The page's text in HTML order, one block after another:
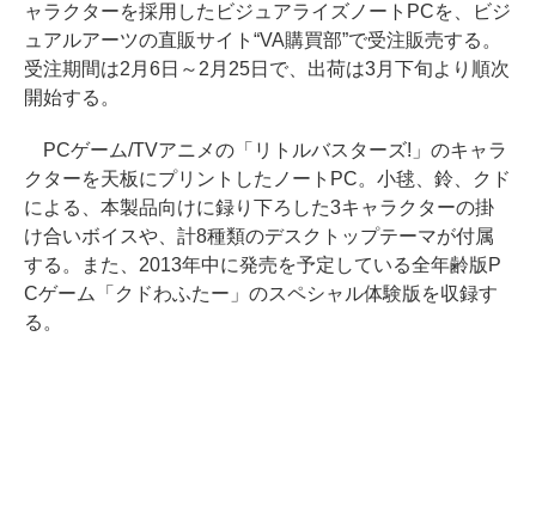
ャラクターを採用したビジュアライズノートPCを、ビジ
ュアルアーツの直販サイト“VA購買部”で受注販売する。
受注期間は2月6日～2月25日で、出荷は3月下旬より順次
開始する。
PCゲーム/TVアニメの「リトルバスターズ!」のキャラ
クターを天板にプリントしたノートPC。小毬、鈴、クド
による、本製品向けに録り下ろした3キャラクターの掛
け合いボイスや、計8種類のデスクトップテーマが付属
する。また、2013年中に発売を予定している全年齢版P
Cゲーム「クドわふたー」のスペシャル体験版を収録す
る。